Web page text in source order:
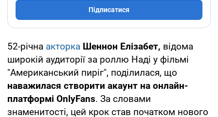
Підписатися
52-річна акторка Шеннон Елізабет, відома
широкій аудиторії за роллю Наді у фільмі
"Американський пиріг", поділилася, що
наважилася створити акаунт на онлайн-
платформі OnlyFans. За словами
знаменитості, цей крок став початком нового